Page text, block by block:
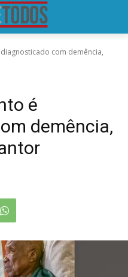
com demência,
é
demência,